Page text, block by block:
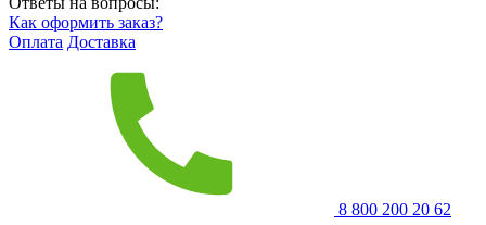
Как оформить заказ?
Оплата Доставка
8 800 200 20 62